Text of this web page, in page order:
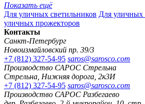
Показать ещё
Для уличных светильников Для уличных
уличных прожекторов
Контакты
Санкт-Петербург
Новоизмайловский пр. 39/3
+7 (812) 327-54-95 saros@sarosco.com
Производство САРОС Стрельна
Стрельна, Нижняя дорога, 2к3И
+7 (812) 327-54-95 saros@sarosco.com
Производство САРОС Разбегаево